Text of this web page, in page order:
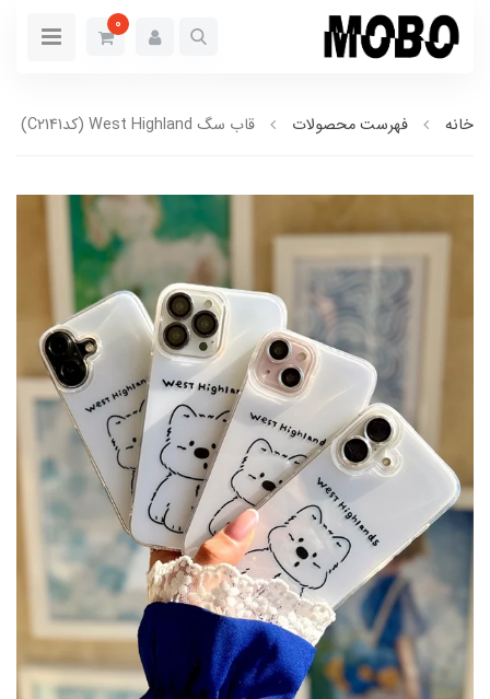
0
خانه فهرست محصولات قاب سگ West Highland (کدC2141)